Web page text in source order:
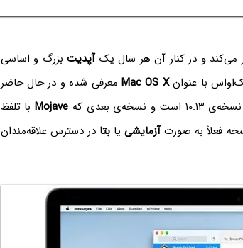
می‌کند و در کنار آن هر سال یکآپدیتبزرگ و اساسی
Mac OS X معرفی شده و در حال حاضر
است و نسخه‌ی بعدی که Mojaveبا تلفظ
آزمایشییابتا در دسترس علاقه‌مندان